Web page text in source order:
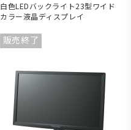
白色LEDバックライト23型ワイド
カラー液晶ディスプレイ
販売終了